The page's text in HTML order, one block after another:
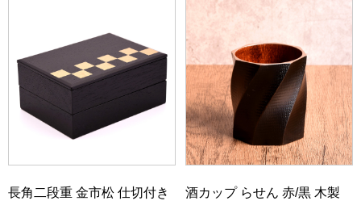
長角二段重 金市松 仕切付き
酒カップ らせん 赤/黒 木製